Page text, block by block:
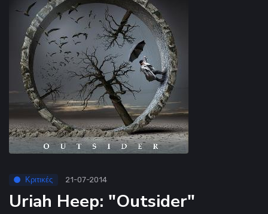
Κριτικές 21-07-2014
Uriah Heep: "Outsider"